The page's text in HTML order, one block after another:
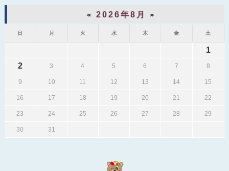
« 2026年8月 »
日 月 火 水 木 金 土
1
2
3 4 5 6 7 8
9 10 11 12 13 14 15
16 17 18 19 20 21 22
23 24 25 26 27 28 29
30 31